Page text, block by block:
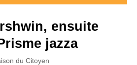
ensuite
jazza
du Citoyen